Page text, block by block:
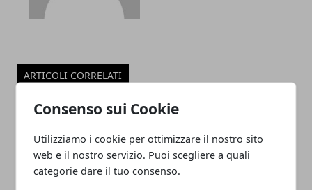
Consenso sui Cookie
Utilizziamo i cookie per ottimizzare il nostro sito
web e il nostro servizio. Puoi scegliere a quali
categorie dare il tuo consenso.
ARTICOLI CORRELATI